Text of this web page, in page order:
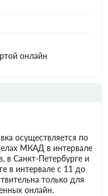
онлайн
осуществляется по
МКАД в интервале
в Санкт-Петербурге и
в интервале с 11 до
только для
онлайн.